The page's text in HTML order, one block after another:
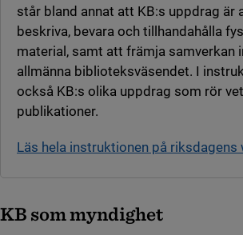
står bland annat att KB:s uppdrag är
beskriva, bevara och tillhandahålla
material, samt att främja samverkan
allmänna biblioteksväsendet. I
också KB:s olika uppdrag som rör
publikationer.
Läs hela instruktionen på riksdagens
KB som myndighet